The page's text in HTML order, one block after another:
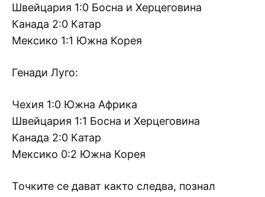
Швейцария 1:0 Босна и Херцеговина
Канада 2:0 Катар
Мексико 1:1 Южна Корея
Генади Луго:
Чехия 1:0 Южна Африка
Швейцария 1:1 Босна и Херцеговина
Канада 2:0 Катар
Мексико 0:2 Южна Корея
Точките се дават както следва, познал